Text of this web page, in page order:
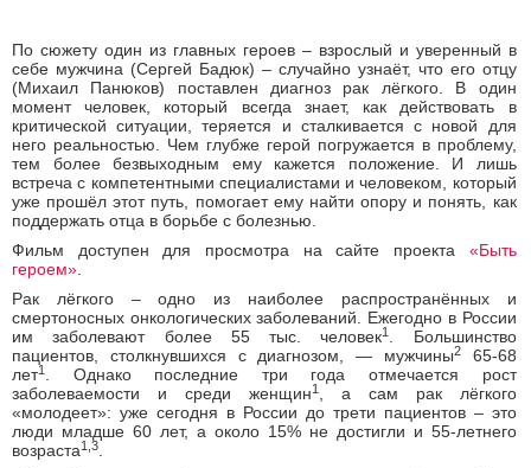
По сюжету один из главных героев – взрослый и уверенный в
себе мужчина (Сергей Бадюк) – случайно узнаёт, что его отцу
(Михаил Панюков) поставлен диагноз рак лёгкого. В один
момент человек, который всегда знает, как действовать в
критической ситуации, теряется и сталкивается с новой для
него реальностью. Чем глубже герой погружается в проблему,
тем более безвыходным ему кажется положение. И лишь
встреча с компетентными специалистами и человеком, который
уже прошёл этот путь, помогает ему найти опору и понять, как
поддержать отца в борьбе с болезнью.
Фильм доступен для просмотра на сайте проекта «Быть
героем»
Рак лёгкого – одно из наиболее распространённых и
смертоносных онкологических заболеваний. Ежегодно в России
им заболевают более 55 тыс. человек1
. Большинство
пациентов, столкнувшихся с диагнозом, — мужчины265-68
лет1
. Однако последние три года отмечается рост
заболеваемости и среди женщин1, а сам рак лёгкого
«молодеет»: уже сегодня в России до трети пациентов – это
люди младше 60 лет, а около 15% не достигли и 55-летнего
возраста1,3